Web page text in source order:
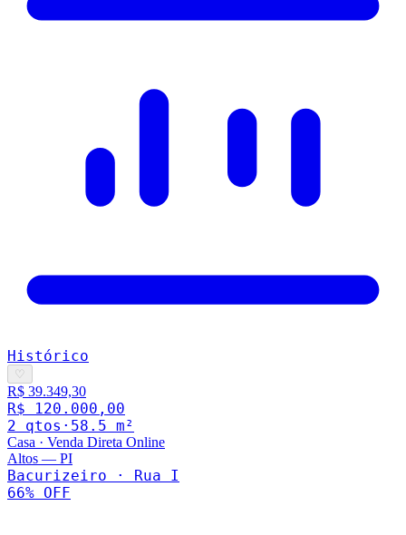
Histórico
♡
R$ 39.349,30
R$ 120.000,00
2 qtos · 58.5 m²
Casa · Venda Direta Online
Altos — PI
Bacurizeiro · Rua I
66% OFF